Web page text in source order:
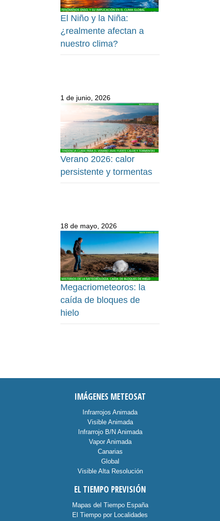
El Niño y la Niña:
¿realmente afectan a
nuestro clima?
1 de junio, 2026
Verano 2026: calor
persistente y tormentas
18 de mayo, 2026
Megacriometeoros: la
caída de bloques de
hielo
IMÁGENES METEOSAT
Infrarrojos Animada
Visible Animada
Infrarrojo B/N Animada
Vapor Animada
Canarias
Global
Visible Alta Resolución
EL TIEMPO PREVISIÓN
Mapas del Tiempo España
El Tiempo por Localidades